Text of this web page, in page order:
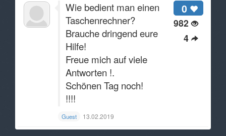
0
982
4
Wie bedient man einen
Taschenrechner?
Brauche dringend eure
Hilfe!
Freue mich auf viele
Antworten !.
Schönen Tag noch!
!!!!
Guest 13.02.2019